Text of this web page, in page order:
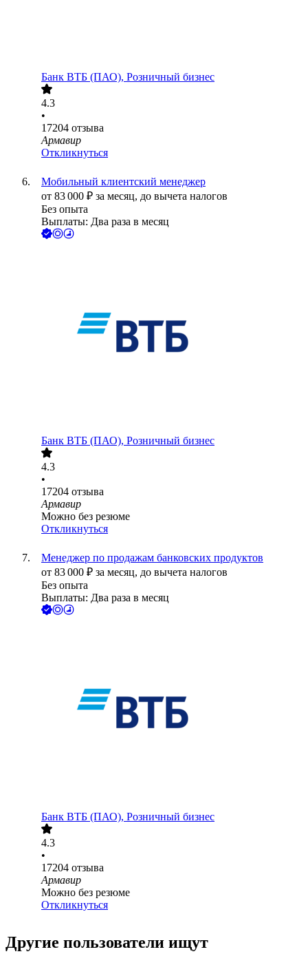
Банк ВТБ (ПАО), Розничный бизнес
4.3
•
17204 отзыва
Армавир
Откликнуться
Мобильный клиентский менеджер
от 83 000 ₽ за месяц, до вычета налогов
Без опыта
Выплаты: Два раза в месяц
Банк ВТБ (ПАО), Розничный бизнес
4.3
•
17204 отзыва
Армавир
Можно без резюме
Откликнуться
Менеджер по продажам банковских продуктов
от 83 000 ₽ за месяц, до вычета налогов
Без опыта
Выплаты: Два раза в месяц
Банк ВТБ (ПАО), Розничный бизнес
4.3
•
17204 отзыва
Армавир
Можно без резюме
Откликнуться
Другие пользователи ищут